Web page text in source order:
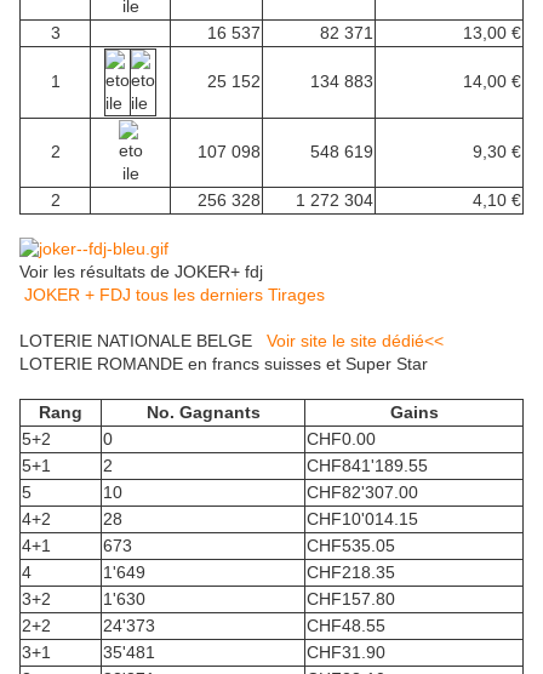
3 16 537 82 371 13,00 €
1 25 152 134 883 14,00 €
2 107 098 548 619 9,30 €
2 256 328 1 272 304 4,10 €
Voir les résultats de JOKER+ fdj
JOKER + FDJ tous les derniers Tirages
LOTERIE NATIONALE BELGE Voir site le site dédié<<
LOTERIE ROMANDE en francs suisses et Super Star
Rang No. Gagnants
Gains
5+2
0 CHF0.00
5+1
2 CHF841'189.55
5
10 CHF82'307.00
4+2
28 CHF10'014.15
4+1
673 CHF535.05
4
1'649 CHF218.35
3+2
1'630 CHF157.80
2+2
24'373 CHF48.55
3+1
35'481 CHF31.90